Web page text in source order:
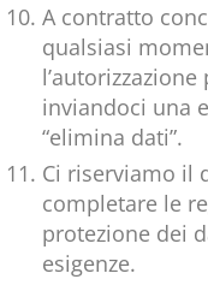
A contratto
qualsiasi
inviandoci una
“elimina dati”.
Ci riserviamo il
completare le
protezione dei
esigenze.